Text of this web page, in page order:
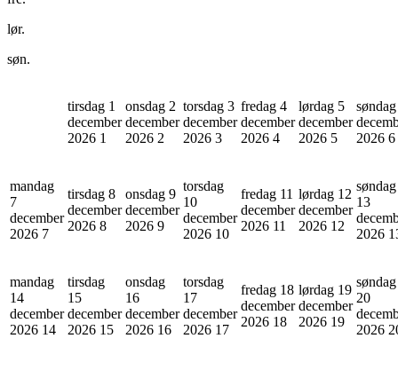
lør.
søn.
tirsdag 1
december
2026 1
onsdag 2
december
2026 2
torsdag 3
december
2026 3
fredag 4
december
2026 4
lørdag 5
december
2026 5
2026 6
mandag
7
december
2026 7
tirsdag 8
december
2026 8
onsdag 9
december
2026 9
torsdag
10
december
2026 10
fredag 11
december
2026 11
lørdag 12
december
2026 12
søndag
13
2026
mandag
14
december
2026 14
tirsdag
15
december
2026 15
onsdag
16
december
2026 16
torsdag
17
december
2026 17
fredag 18
december
2026 18
lørdag 19
december
2026 19
søndag
20
2026